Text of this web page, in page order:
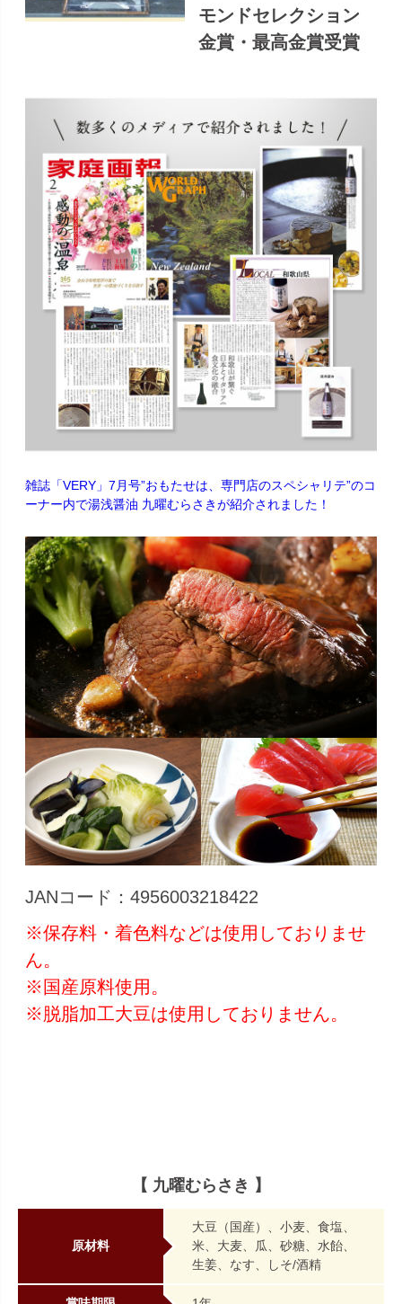
モンドセレクション
金賞・最高金賞受賞
雑誌「VERY」7月号”おもたせは、専門店のスペシャリテ”のコ
ーナー内で湯浅醤油 九曜むらさきが紹介されました！
JANコード：4956003218422
※保存料・着色料などは使用しておりませ
ん。
※国産原料使用。
※脱脂加工大豆は使用しておりません。
【 九曜むらさき 】
原材料
大豆（国産）、小麦、食塩、
米、大麦、瓜、砂糖、水飴、
生姜、なす、しそ/酒精